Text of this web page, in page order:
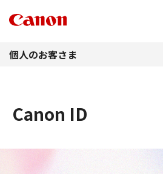
個人のお客さま
Canon ID